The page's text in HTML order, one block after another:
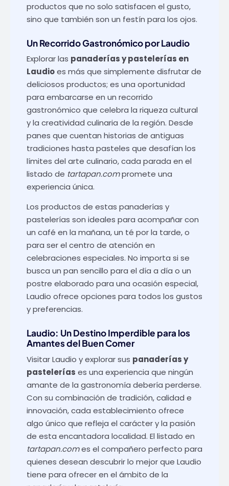
productos que no solo satisfacen el gusto,
sino que también son un festín para los ojos.
Un Recorrido Gastronómico por Laudio
Explorar las panaderías y pastelerías en
Laudioes más que simplemente disfrutar de
deliciosos productos; es una oportunidad
para embarcarse en un recorrido
gastronómico que celebra la riqueza cultural
y la creatividad culinaria de la región. Desde
panes que cuentan historias de antiguas
tradiciones hasta pasteles que desafían los
límites del arte culinario, cada parada en el
listado de tartapan.compromete una
experiencia única.
Los productos de estas panaderías y
pastelerías son ideales para acompañar con
un café en la mañana, un té por la tarde, o
para ser el centro de atención en
celebraciones especiales. No importa si se
busca un pan sencillo para el día a día o un
postre elaborado para una ocasión especial,
Laudio ofrece opciones para todos los gustos
y preferencias.
Laudio: Un Destino Imperdible para los
Amantes del Buen Comer
Visitar Laudio y explorar sus panaderías y
pastelerías es una experiencia que ningún
amante de la gastronomía debería perderse.
Con su combinación de tradición, calidad e
innovación, cada establecimiento ofrece
algo único que refleja el carácter y la pasión
de esta encantadora localidad. El listado en
tartapan.comes el compañero perfecto para
quienes desean descubrir lo mejor que Laudio
tiene para ofrecer en el ámbito de la